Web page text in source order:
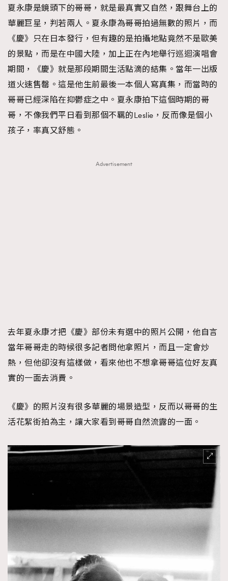
夏永康是鏡頭下的哥哥，就是最真實又自然，跟舞台上的
華麗巨星，判若兩人。夏永康為哥哥拍過無數的照片，而
《慶》只在日本發行，但有趣的是拍攝地點竟然不是歐美
的景點，而是在中國大陸，加上正在內地舉行巡迴演唱會
期間，《慶》就是那段期間生活點滴的結集。當年一出版
道火速售罄。這是他生前最後一本個人寫真集，而當時的
哥哥已經深陷在抑鬱症之中。夏永康拍下這個時期的哥
哥，不像我們平日看到那個不羈的Leslie，反而像是個小
孩子，率真又舒態。
Advertisement
去年夏永康才把《慶》部份未有選中的照片公開，他自言
當年哥哥走的時候很多記者問他拿照片，而且一定會炒
熱，但他卻沒有這樣做，看來他也不想拿哥哥這位好友真
實的一面去消費。
《慶》的照片沒有很多華麗的場景造型，反而以哥哥的生
活花絮街拍為主，讓大家看到哥哥自然流露的一面。